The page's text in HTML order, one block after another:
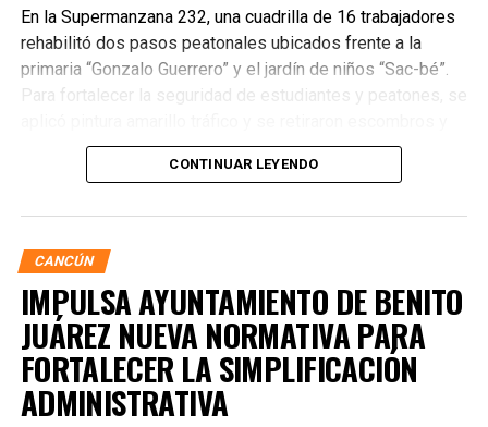
En la Supermanzana 232, una cuadrilla de 16 trabajadores
rehabilitó dos pasos peatonales ubicados frente a la
primaria “Gonzalo Guerrero” y el jardín de niños “Sac-bé”.
Para fortalecer la seguridad de estudiantes y peatones, se
residuos vegetales acumulados en la zona. Estas
acciones buscan garantizar entornos escolares más
CONTINUAR LEYENDO
CANCÚN
IMPULSA AYUNTAMIENTO DE BENITO
JUÁREZ NUEVA NORMATIVA PARA
FORTALECER LA SIMPLIFICACIÓN
ADMINISTRATIVA